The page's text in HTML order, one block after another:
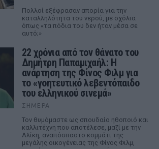
Πολλοί εξέφρασαν απορία για την
καταλληλότητα του νερού, με σχόλια
όπως «τα πόδια του δεν ήταν μέσα σε
αυτό;»
22 χρόνια από τον θάνατο του
Δημήτρη Παπαμιχαήλ: Η
ανάρτηση της Φίνος Φιλμ για
το «γοητευτικό λεβεντόπαιδο
του ελληνικού σινεμά»
ΣΉΜΕΡΑ
Τον θυμόμαστε ως σπουδαίο ηθοποιό και
καλλιτέχνη που αποτέλεσε, μαζί με την
Αλίκη, αναπόσπαστο κομμάτι της
μεγάλης οικογένειας της Φίνος Φιλμ,